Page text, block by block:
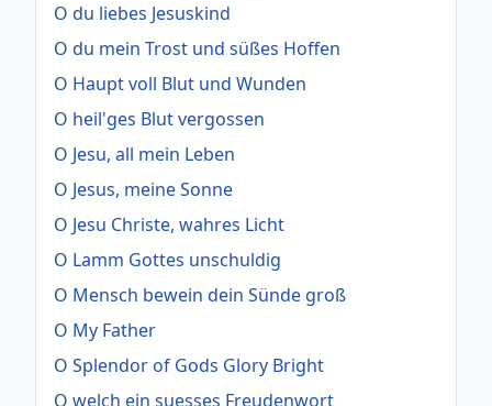
O du liebes Jesuskind
O du mein Trost und süßes Hoffen
O Haupt voll Blut und Wunden
O heil'ges Blut vergossen
O Jesu, all mein Leben
O Jesus, meine Sonne
O Jesu Christe, wahres Licht
O Lamm Gottes unschuldig
O Mensch bewein dein Sünde groß
O My Father
O Splendor of Gods Glory Bright
O welch ein suesses Freudenwort